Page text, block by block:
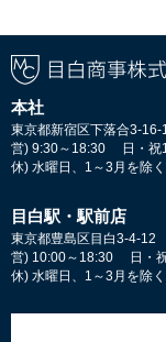
本社
東京都新宿区下落合3-16-
営) 9:30～18:30 日・祝
休) 水曜日、1～3月を除
目白駅・駅前店
東京都豊島区目白3-4-12
営) 10:00～18:30 日・
休) 水曜日、1～3月を除